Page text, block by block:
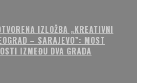
IZLOŽBA „KREATIVNI
– SARAJEVO”: MOST
IZMEĐU DVA GRADA